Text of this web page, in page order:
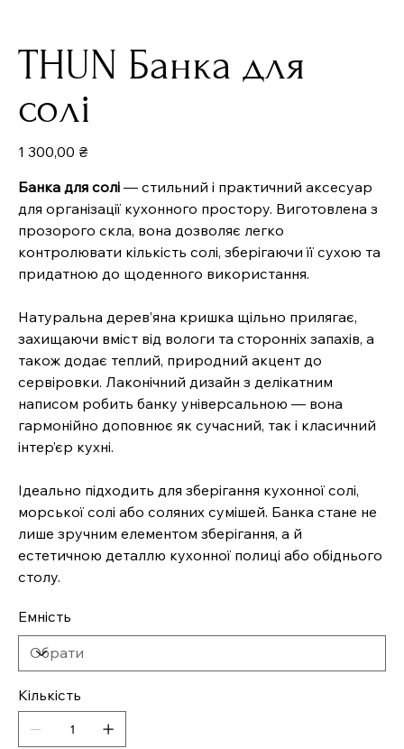
THUN Банка для
солі
1 300,00 ₴
Банка для солі — стильний і практичний аксесуар
для організації кухонного простору. Виготовлена з
прозорого скла, вона дозволяє легко
контролювати кількість солі, зберігаючи її сухою та
придатною до щоденного використання.
Натуральна дерев’яна кришка щільно прилягає,
захищаючи вміст від вологи та сторонніх запахів, а
також додає теплий, природний акцент до
сервіровки. Лаконічний дизайн з делікатним
написом робить банку універсальною — вона
гармонійно доповнює як сучасний, так і класичний
інтер’єр кухні.
Ідеально підходить для зберігання кухонної солі,
морської солі або соляних сумішей. Банка стане не
лише зручним елементом зберігання, а й
естетичною деталлю кухонної полиці або обіднього
столу.
Емність
Кількість